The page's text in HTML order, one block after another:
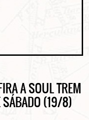
A SOUL TREM
SÁBADO (19/8)